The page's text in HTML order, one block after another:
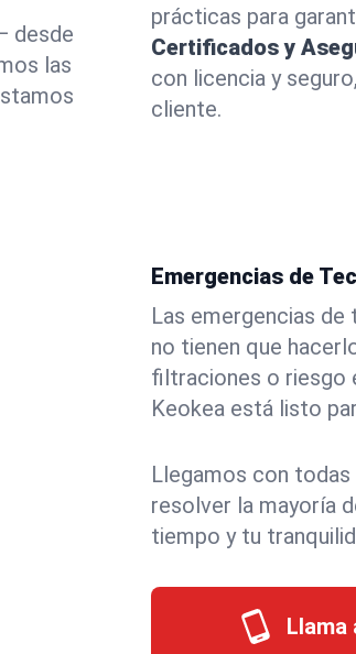
desde
las
prácticas para
Certificados y
con licencia y
cliente.
Emergencias de
Las emergencias de
no tienen que
filtraciones o riesgo
Keokea está listo
Llegamos con
resolver la mayoría
tiempo y tu
Llama